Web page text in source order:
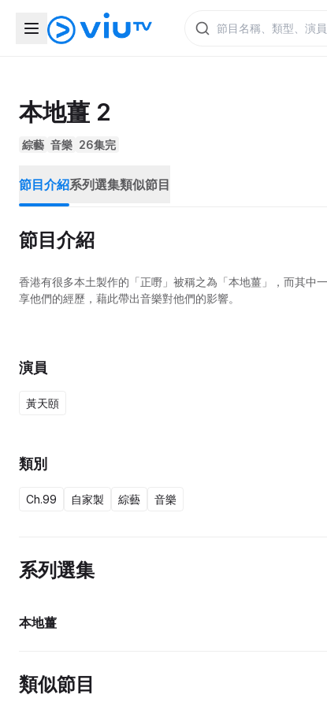
本地薑 2
綜藝 音樂 26集完
節目介紹系列選集類似節目
節目介紹
香港有很多本土製作的「正嘢」被稱之為「本地薑」，而其中
享他們的經歷，藉此帶出音樂對他們的影響。
演員
黃天頤
類別
Ch.99 自家製 綜藝 音樂
系列選集
本地薑
類似節目